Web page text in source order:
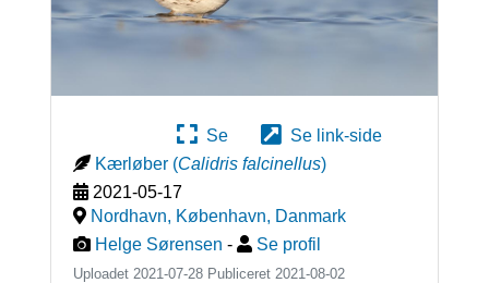
Se
Se link-side
Kærløber (Calidris falcinellus)
2021-05-17
Nordhavn, København, Danmark
Helge Sørensen - Se profil
Uploadet 2021-07-28 Publiceret 2021-08-02